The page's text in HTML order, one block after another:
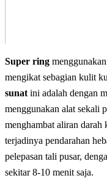
Super ring
mengikat sebagian kulit
sunat ini adalah dengan
menggunakan alat sekali
menghambat aliran darah
terjadinya pendarahan
pelepasan tali pusar,
sekitar 8-10 menit saja.